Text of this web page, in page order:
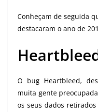
Conheçam de seguida
destacaram o ano de
O bug Heartbleed,
muita gente
os seus dados